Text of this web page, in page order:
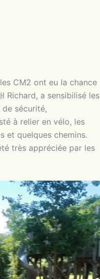
CM2 ont eu la chance
Richard, a sensibilisé les
sécurité,
à relier en vélo, les
et quelques chemins.
très appréciée par les